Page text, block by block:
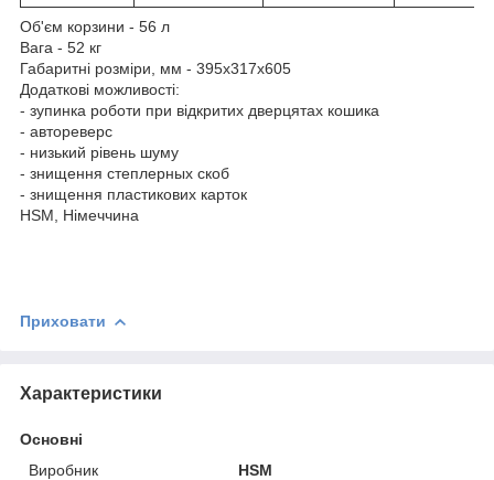
Об'єм корзини - 56 л
Вага - 52 кг
Габаритні розміри, мм - 395х317х605
Додаткові можливості:
- зупинка роботи при відкритих дверцятах кошика
- автореверс
- низький рівень шуму
- знищення степлерных скоб
- знищення пластикових карток
HSM, Німеччина
Приховати
Характеристики
Основні
Виробник
HSM